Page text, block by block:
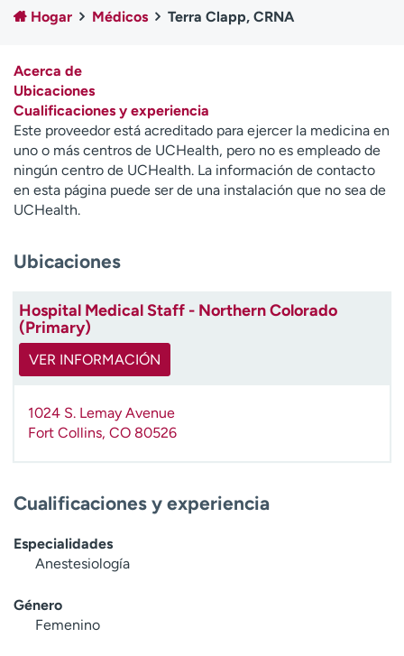
Atención a medios de
comunicación
Contáctenos Noticias e historias
A
y
ú
d
m
e
n
o
Hogar Médicos Terra Clapp, CRNA
Acerca de
Ubicaciones
Cualificaciones y experiencia
Este proveedor está acreditado para ejercer la medicina en
uno o más centros de UCHealth, pero no es empleado de
ningún centro de UCHealth. La información de contacto
en esta página puede ser de una instalación que no sea de
UCHealth.
Ubicaciones
Hospital Medical Staff - Northern Colorado
(Primary)
VER INFORMACIÓN
1024 S. Lemay Avenue
Fort Collins, CO 80526
Cualificaciones y experiencia
Especialidades
Anestesiología
Género
Femenino